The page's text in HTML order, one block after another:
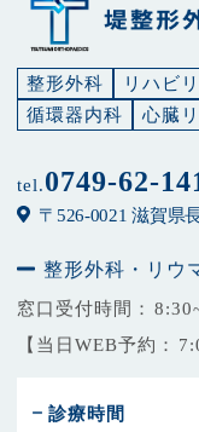
整形外科 リハビ
循環器内科
心臓
tel.0749-62-
〒526-0021 滋賀県
整形外科・リウ
窓口受付時間：
【当日WEB予約：
診療時間